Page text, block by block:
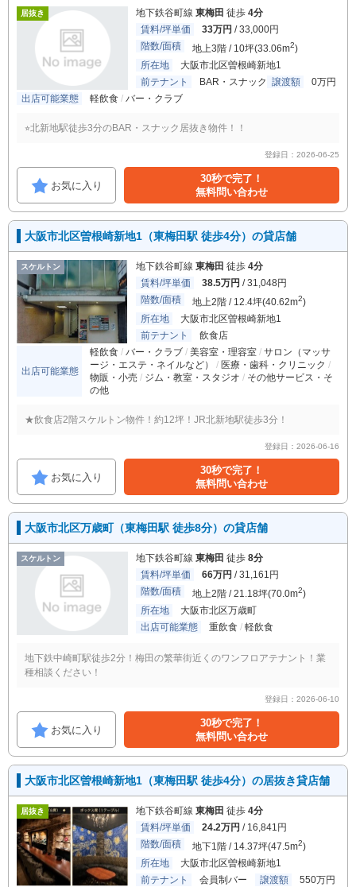
居抜き 地下鉄谷町線 東梅田 徒歩 4分
賃料/坪単価
33万円 / 33,000円
階数/面積
地上3階 / 10坪(33.06m2)
所在地
大阪市北区曽根崎新地1
前テナント
BAR・スナック 譲渡額
0万円
出店可能業態
軽飲食 バー・クラブ
⭐︎北新地駅徒歩3分のBAR・スナック居抜き物件！！
登録日：2026-06-25
お気に入り
30秒で完了！
無料問い合わせ
大阪市北区曽根崎新地1（東梅田駅 徒歩4分）の貸店舗
スケルトン 地下鉄谷町線 東梅田 徒歩 4分
賃料/坪単価
38.5万円 / 31,048円
階数/面積
地上2階 / 12.4坪(40.62m2)
所在地
大阪市北区曽根崎新地1
前テナント
飲食店
出店可能業態
軽飲食 バー・クラブ 美容室・理容室
サロン（マッサ
ージ・エステ・ネイルなど）
医療・歯科・クリニック
物販・小売
ジム・教室・スタジオ
その他サービス・そ
の他
★飲食店2階スケルトン物件！約12坪！JR北新地駅徒歩3分！
登録日：2026-06-16
お気に入り
30秒で完了！
無料問い合わせ
大阪市北区万歳町（東梅田駅 徒歩8分）の貸店舗
スケルトン 地下鉄谷町線 東梅田 徒歩 8分
賃料/坪単価
66万円 / 31,161円
階数/面積
地上2階 / 21.18坪(70.0m2)
所在地
大阪市北区万歳町
出店可能業態
重飲食 軽飲食
地下鉄中崎町駅徒歩2分！梅田の繁華街近くのワンフロアテナント！業
種相談ください！
登録日：2026-06-10
お気に入り
30秒で完了！
無料問い合わせ
大阪市北区曽根崎新地1（東梅田駅 徒歩4分）の居抜き貸店舗
居抜き 地下鉄谷町線 東梅田 徒歩 4分
賃料/坪単価
24.2万円 / 16,841円
階数/面積
地下1階 / 14.37坪(47.5m2)
所在地
大阪市北区曽根崎新地1
前テナント
会員制バー 譲渡額
550万円